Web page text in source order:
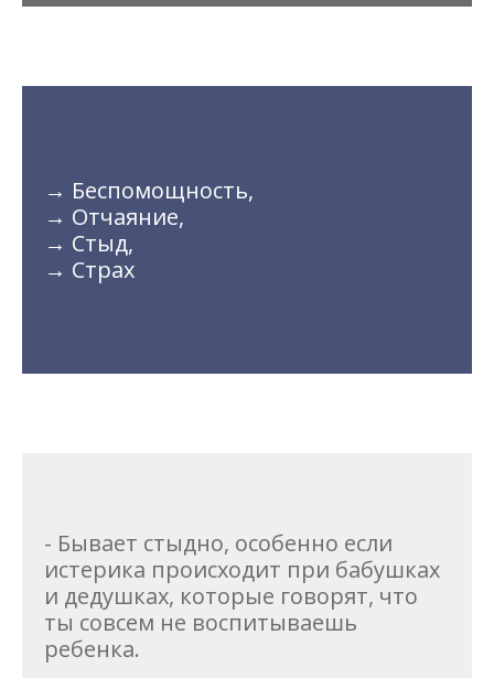
→ Беспомощность,
→ Отчаяние,
→ Стыд,
→ Страх
- Бывает стыдно, особенно если
истерика происходит при бабушках
и дедушках, которые говорят, что
ты совсем не воспитываешь
ребенка.